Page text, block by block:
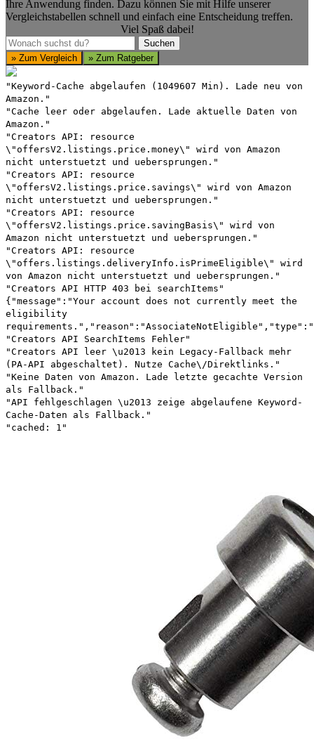
Ihre Anwendung finden. Dazu können Sie mit Hilfe unserer
Vergleichstabellen schnell und einfach eine Entscheidung treffen.
Viel Spaß dabei!
Suchen
Suchen
» Zum Vergleich
» Zum Ratgeber
"Keyword-Cache abgelaufen (1049607 Min). Lade neu von
Amazon."
"Cache leer oder abgelaufen. Lade aktuelle Daten von
Amazon."
"Creators API: resource
\"offersV2.listings.price.money\" wird von Amazon
nicht unterstuetzt und uebersprungen."
"Creators API: resource
\"offersV2.listings.price.savings\" wird von Amazon
nicht unterstuetzt und uebersprungen."
"Creators API: resource
\"offersV2.listings.price.savingBasis\" wird von
Amazon nicht unterstuetzt und uebersprungen."
"Creators API: resource
\"offers.listings.deliveryInfo.isPrimeEligible\" wird
von Amazon nicht unterstuetzt und uebersprungen."
"Creators API HTTP 403 bei searchItems"
{"message":"Your account does not currently meet the
eligibility
"Creators API SearchItems Fehler"
"Creators API leer \u2013 kein Legacy-Fallback mehr
(PA-API abgeschaltet). Nutze Cache\/Direktlinks."
"Keine Daten von Amazon. Lade letzte gecachte Version
als Fallback."
"API fehlgeschlagen \u2013 zeige abgelaufene Keyword-
Cache-Daten als Fallback."
"cached: 1"